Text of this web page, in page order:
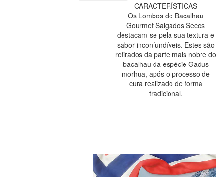
CARACTERÍSTICAS
Os Lombos de Bacalhau
Gourmet Salgados Secos
destacam-se pela sua textura e
sabor inconfundíveis. Estes são
retirados da parte mais nobre do
bacalhau da espécie Gadus
morhua, após o processo de
cura realizado de forma
tradicional.